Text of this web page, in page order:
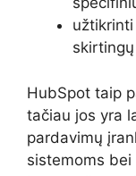
HubSpot taip
tačiau jos yra
pardavimų
sistemoms